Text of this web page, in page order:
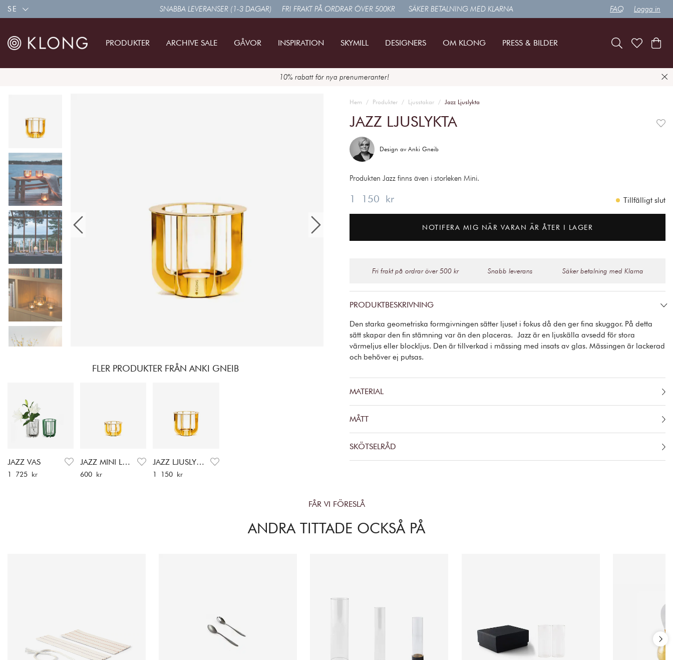
SE SNABBA LEVERANSER (1-3 DAGAR) FRI FRAKT PÅ ORDRAR ÖVER 500KR SÄKER BETALNING MED KLARNA FAQ Logga in
PRODUKTER ARCHIVE SALE GÅVOR INSPIRATION SKYMILL DESIGNERS OM KLONG PRESS & BILDER
10% rabatt för nya prenumeranter!
FLER PRODUKTER FRÅN ANKI GNEIB
JAZZ VAS
Pris:1 725 kr
1 725 kr
JAZZ MINI LJUSLYKTA
Pris: 600 kr
600 kr
JAZZ LJUSLYKTA
Pris:1 150 kr
1 150 kr
Hem Produkter Ljusstakar Jazz Ljuslykta
JAZZ LJUSLYKTA
Design av Anki Gneib
Produkten Jazz finns även i storleken Mini.
Pris : 1 150 kr
1 150 kr Tillfälligt slut
NOTIFERA MIG NÄR VARAN ÄR ÅTER I LAGER
Fri frakt på ordrar över 500 kr Snabb leverans Säker betalning med Klarna
PRODUKTBESKRIVNING
Den starka geometriska formgivningen sätter ljuset i fokus då den ger fina skuggor. På detta
sätt skapar den fin stämning var än den placeras. Jazz är en ljuskälla avsedd för stora
värmeljus eller blockljus. Den är tillverkad i mässing med insats av glas. Mässingen är lackerad
och behöver ej putsas.
MATERIAL
MÅTT
SKÖTSELRÅD
FÅR VI FÖRESLÅ
ANDRA TITTADE OCKSÅ PÅ